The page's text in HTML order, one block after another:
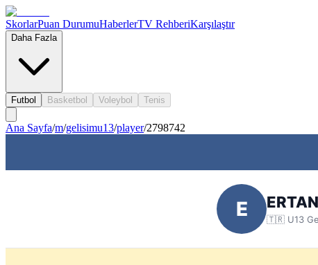
SkorlarPuan DurumuHaberlerTV RehberiKarşılaştır
Daha Fazla
Futbol Basketbol Voleybol Tenis
Ana Sayfa/m/gelisimu13/player/2798742
E 🇹🇷 U13